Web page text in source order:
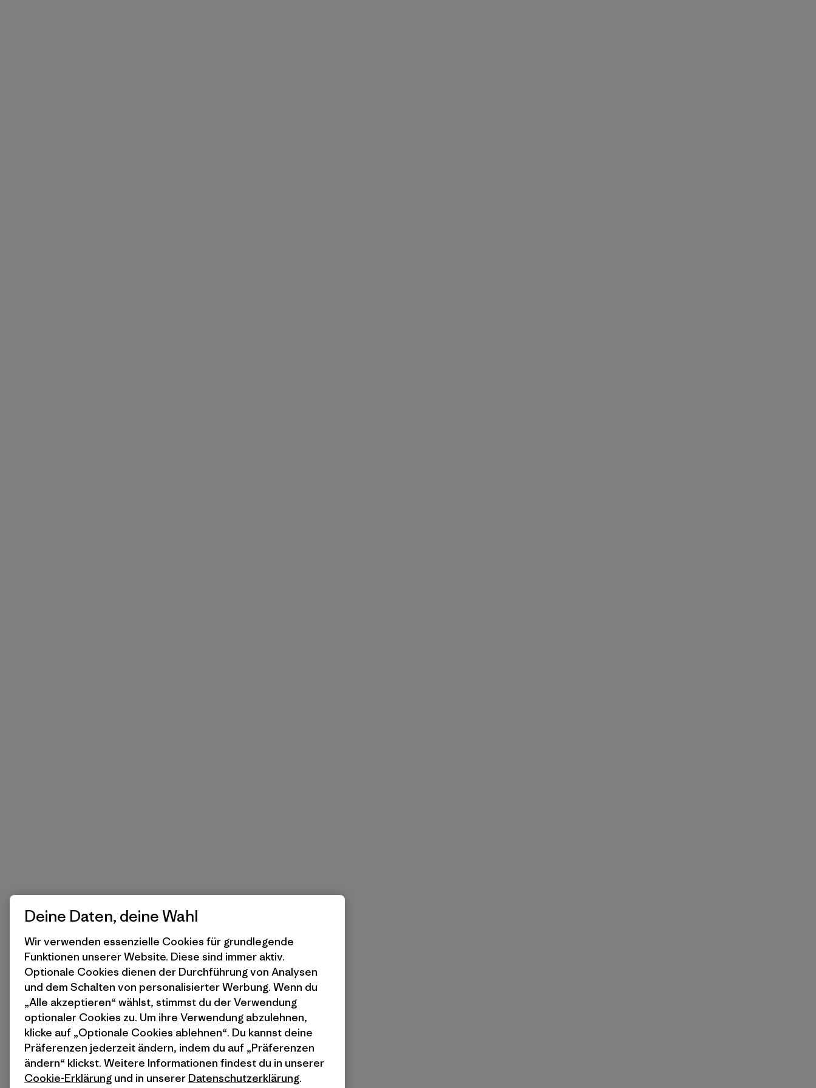
Deine Daten, deine Wahl
Wir verwenden essenzielle Cookies für grundlegende
Funktionen unserer Website. Diese sind immer aktiv.
Optionale Cookies dienen der Durchführung von Analysen
und dem Schalten von personalisierter Werbung. Wenn du
„Alle akzeptieren“ wählst, stimmst du der Verwendung
optionaler Cookies zu. Um ihre Verwendung abzulehnen,
klicke auf „Optionale Cookies ablehnen“. Du kannst deine
Präferenzen jederzeit ändern, indem du auf „Präferenzen
ändern“ klickst. Weitere Informationen findest du in unserer
Cookie-Erklärung und in unserer Datenschutzerklärung.